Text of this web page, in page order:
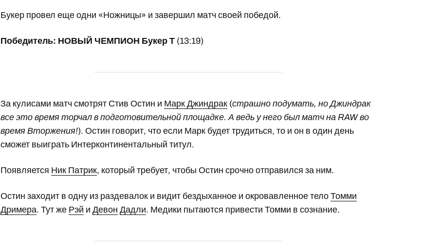
Букер провел еще одни «Ножницы» и завершил матч своей победой.
Победитель: НОВЫЙ ЧЕМПИОН Букер Т (13:19)
За кулисами матч смотрят Стив Остин и Марк Джиндрак (страшно подумать, но Джиндрак
все это время торчал в подготовительной площадке. А ведь у него был матч на RAW во
время Вторжения!). Остин говорит, что если Марк будет трудиться, то и он в один день
сможет выиграть Интерконтинентальный титул.
Появляется Ник Патрик, который требует, чтобы Остин срочно отправился за ним.
Остин заходит в одну из раздевалок и видит бездыханное и окровавленное телоТомми
Дримера. Тут же Рэй иДевон Дадли. Медики пытаются привести Томми в сознание.